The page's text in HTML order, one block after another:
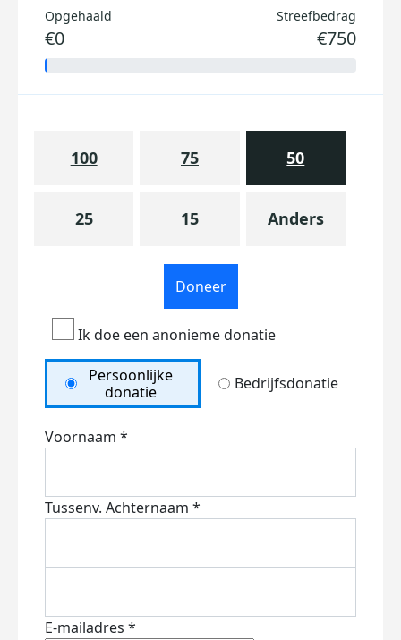
Opgehaald
€0
Streefbedrag
€750
100 75 50
25 15 Anders
Doneer
Ik doe een anonieme donatie
Persoonlijke
donatie
Bedrijfsdonatie
Voornaam *
Tussenv. Achternaam *
E-mailadres *